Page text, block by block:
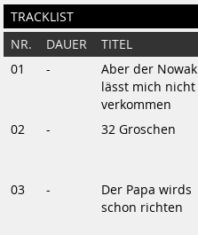
TRACKLIST
NR. DAUER TITEL
01
-
Aber der Nowak
lässt mich nicht
verkommen
02 - 32 Groschen
03 -
Der Papa wirds
schon richten